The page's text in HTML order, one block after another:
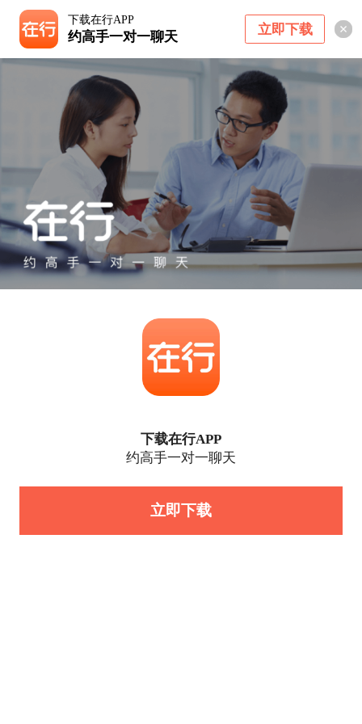
下载在行APP
约高手一对一聊天 立即下载
下载在行APP
约高手一对一聊天
立即下载